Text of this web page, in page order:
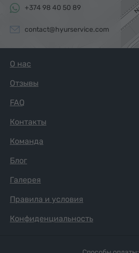
+374 98 40 50 89
contact@hyurservice.com
О нас
Отзывы
FAQ
Контакты
Команда
Блог
Галерея
Правила и условия
Конфиденциальность